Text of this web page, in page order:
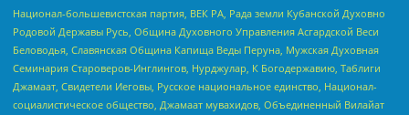
Национал-большевистская партия, ВЕК РА, Рада земли Кубанской Духовно
Родовой Державы Русь, Община Духовного Управления Асгардской Веси
Беловодья, Славянская Община Капища Веды Перуна, Мужская Духовная
Семинария Староверов-Инглингов, Нурджулар, К Богодержавию, Таблиги
Джамаат, Свидетели Иеговы, Русское национальное единство, Национал-
социалистическое общество, Джамаат мувахидов, Объединенный Вилайат